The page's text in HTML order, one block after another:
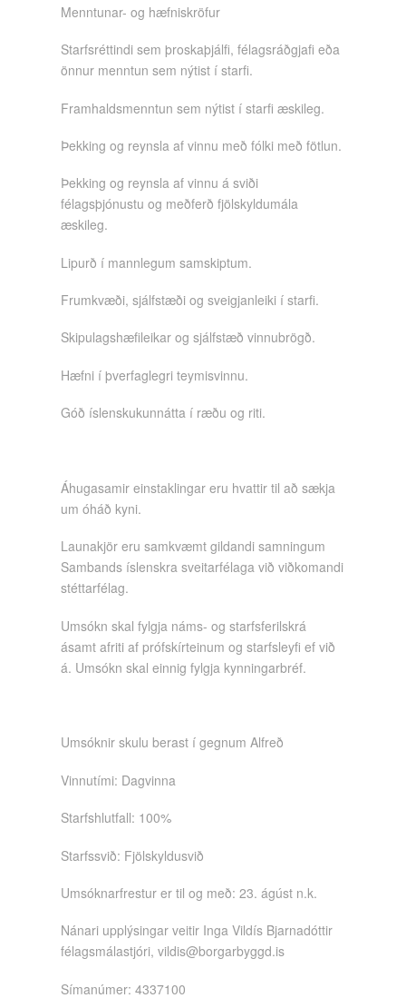
Menntunar- og hæfniskröfur
Starfsréttindi sem þroskaþjálfi, félagsráðgjafi eða
önnur menntun sem nýtist í starfi.
Framhaldsmenntun sem nýtist í starfi æskileg.
Þekking og reynsla af vinnu með fólki með fötlun.
Þekking og reynsla af vinnu á sviði
félagsþjónustu og meðferð fjölskyldumála
æskileg.
Lipurð í mannlegum samskiptum.
Frumkvæði, sjálfstæði og sveigjanleiki í starfi.
Skipulagshæfileikar og sjálfstæð vinnubrögð.
Hæfni í þverfaglegri teymisvinnu.
Góð íslenskukunnátta í ræðu og riti.
Áhugasamir einstaklingar eru hvattir til að sækja
um óháð kyni.
Launakjör eru samkvæmt gildandi samningum
Sambands íslenskra sveitarfélaga við viðkomandi
stéttarfélag.
Umsókn skal fylgja náms- og starfsferilskrá
ásamt afriti af prófskírteinum og starfsleyfi ef við
á. Umsókn skal einnig fylgja kynningarbréf.
Umsóknir skulu berast í gegnum Alfreð
Vinnutími: Dagvinna
Starfshlutfall: 100%
Starfssvið: Fjölskyldusvið
Umsóknarfrestur er til og með: 23. ágúst n.k.
Nánari upplýsingar veitir Inga Vildís Bjarnadóttir
félagsmálastjóri, vildis@borgarbyggd.is
Símanúmer: 4337100